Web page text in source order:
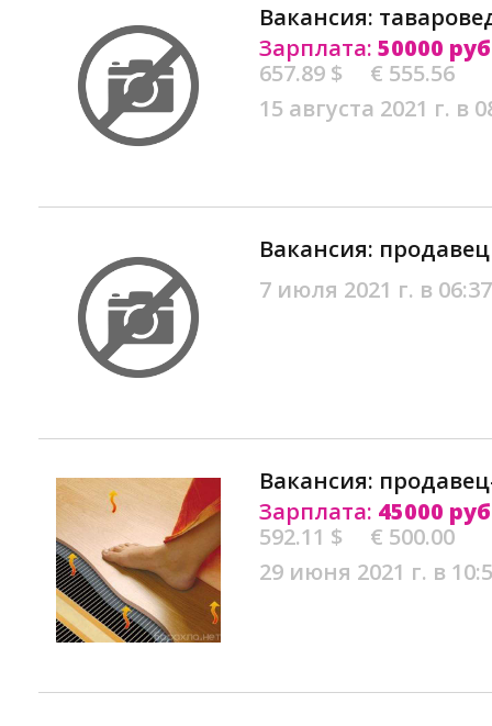
Вакансия:
Зарплата: 50000
657.89 $
€ 555.56
15 августа 2021 г. в
Вакансия:
7 июля 2021 г. в 06:37
Вакансия:
Зарплата: 45000
592.11 $
€ 500.00
29 июня 2021 г. в